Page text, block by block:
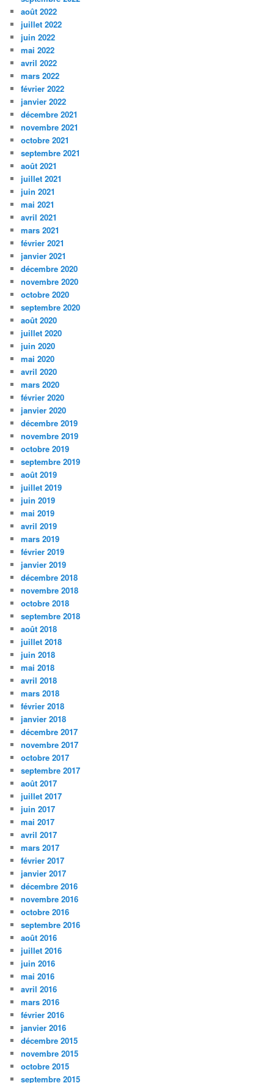
août 2022
juillet 2022
juin 2022
mai 2022
avril 2022
mars 2022
février 2022
janvier 2022
décembre 2021
novembre 2021
octobre 2021
septembre 2021
août 2021
juillet 2021
juin 2021
mai 2021
avril 2021
mars 2021
février 2021
janvier 2021
décembre 2020
novembre 2020
octobre 2020
septembre 2020
août 2020
juillet 2020
juin 2020
mai 2020
avril 2020
mars 2020
février 2020
janvier 2020
décembre 2019
novembre 2019
octobre 2019
septembre 2019
août 2019
juillet 2019
juin 2019
mai 2019
avril 2019
mars 2019
février 2019
janvier 2019
décembre 2018
novembre 2018
octobre 2018
septembre 2018
août 2018
juillet 2018
juin 2018
mai 2018
avril 2018
mars 2018
février 2018
janvier 2018
décembre 2017
novembre 2017
octobre 2017
septembre 2017
août 2017
juillet 2017
juin 2017
mai 2017
avril 2017
mars 2017
février 2017
janvier 2017
décembre 2016
novembre 2016
octobre 2016
septembre 2016
août 2016
juillet 2016
juin 2016
mai 2016
avril 2016
mars 2016
février 2016
janvier 2016
décembre 2015
novembre 2015
octobre 2015
septembre 2015